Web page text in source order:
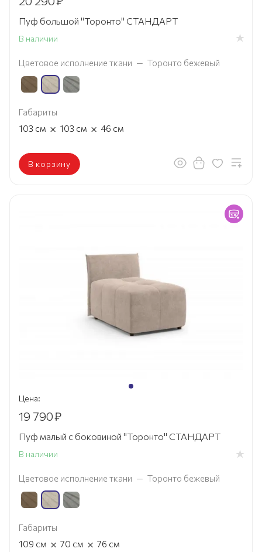
Пуф большой "Торонто" СТАНДАРТ
В наличии
Цветовое исполнение ткани — Торонто бежевый
Габариты
103 см × 103 см × 46 см
В корзину
Цена:
19 790₽
Пуф малый с боковиной "Торонто" СТАНДАРТ
В наличии
Цветовое исполнение ткани — Торонто бежевый
Габариты
109 см × 70 см × 76 см